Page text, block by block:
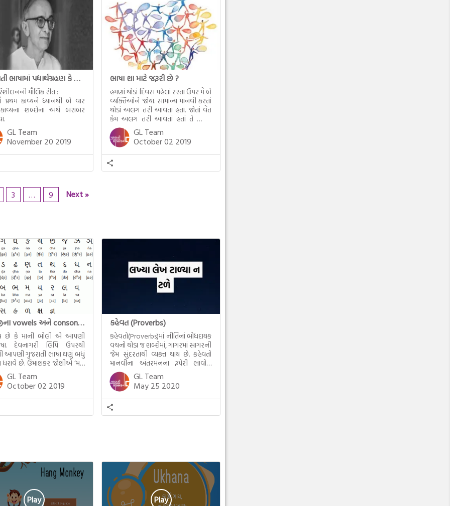
ગુજરાતી ભાષામાં પદ્યાર્થગ્રહણ કે ગદ્યાર્થગ્રહણ માટે ધ્યાનમાં રાખવાના મુદ્દા
મૌલિક રીત :
પ્રથમ કાવ્યને ધ્યાનથી બે વાર
શબ્દોના અર્થ બરાબર
GL Team
November 20 2019
ભાષા શા માટે જરૂરી છે ?
હમણાં થોડાં દિવસ પહેલાં રસ્તા ઉપર મેં બે
વ્યક્તિઓને જોયા. સામાન્ય માનવી કરતાં
થોડાં અલગ તરી આવતા હતા. જોતાં વેંત
કેમ અલગ તરી આવતાં હતાં તે જ્યારે
નજીક આવ્યા ત્યારે સમજાયું. બન્ને
મૂકબધિર હતા.GL Team
October 02 2019
3 … 9 Next »
અંગ્રેજીના vowels અને consonant જેટલાં જ ગુજરાતી ભાષાના સ્વર અને વ્યંજનો છે ?
છે કે માની બોલી એ આપણી
દેવનાગરી લિપિ ઉપરથી
ગુજરાતી ભાષા ઘણું બધું
ધરાવે છે. ઉમાશંકર જોશીએ ‘મને
ગુજરાતી’ જેવી
મદદથી વિશ્વને ગુજરાતી
મહત્ત્વ સુપેરે સમજાવ્યું છે.
ગુજરાત રાજ્યમાં અંગ્રેજી
ચલણ વધતું ચાલ્યું છે. ચાલો
અને ગુજરાતી ભાષાના સ્વર અને
GL Team
October 02 2019
કહેવત (Proverbs)
કહેવતો(Proverbs)માં નીતિનાં બોધદાયક
વચનો થોડા જ શબ્દોમાં, ગાગરમાં સાગરની
જેમ સુંદરતાથી વ્યક્ત થાય છે. કહેવતો
માનવીના અંતરમનના રૂપેરી ભાવોને
શણગારીને સજીવ બનાવવામાં અને
વકૃત્વકળાને ચમકાવવામાં બહુ જ મદદરૂપ
થાય છે. ડિઝરાયેલી કહે છે કે, “જ્ઞાનીઓનું
જ્ઞાન અને યુગોનો અનુભવ કહેવતો દ્વારા
જ સુરક્ષિત રહે છે. “ તો વળી રામકુમાર
વર્મા કહે છે, “જીવનભરના સારા નરસા
GL Team
May 25 2020
Play Play